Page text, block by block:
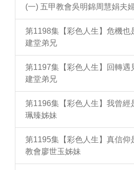
(一) 五甲教會吳明錦周慧娟夫
第1198集【彩色人生】危機也
建堂弟兄
第1197集【彩色人生】回轉遇
建堂弟兄
第1196集【彩色人生】我曾經
珮臻姊妹
第1195集【彩色人生】真信仰
教會廖世玉姊妹